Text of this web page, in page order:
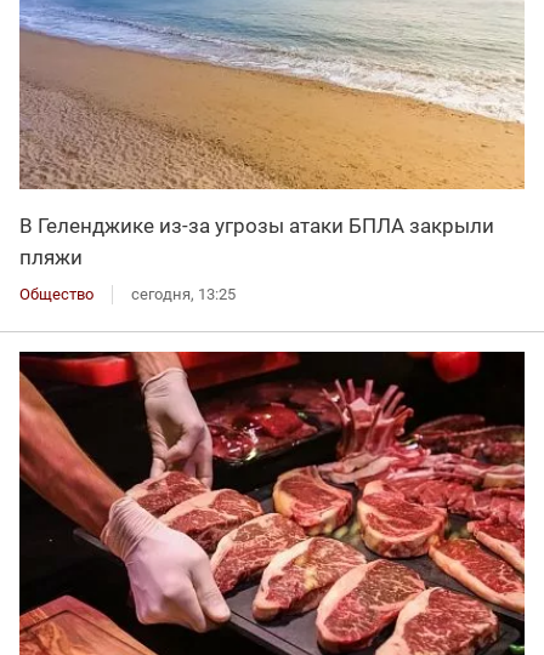
В Геленджике из-за угрозы атаки БПЛА закрыли
пляжи
Общество сегодня, 13:25